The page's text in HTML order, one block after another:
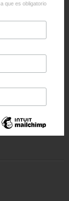
que es obligatorio